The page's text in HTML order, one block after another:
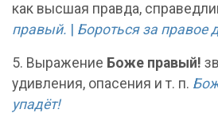
как высшая правда,
правый.
Бороться за правое
5. Выражение Боже правый!
удивления, опасения и т. п.
упадёт!